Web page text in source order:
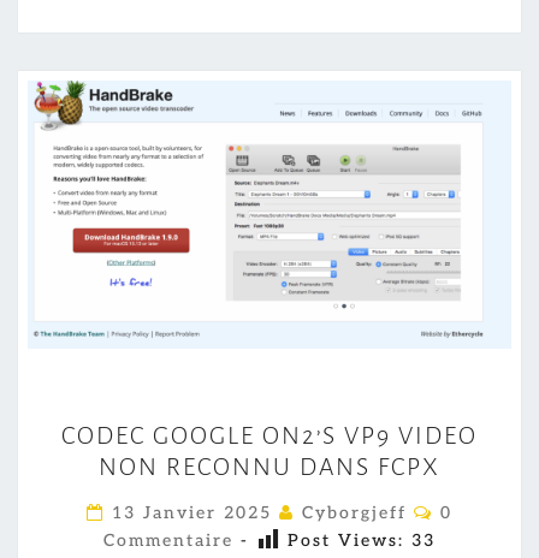
O
D
E
C
CODEC GOOGLE ON2’S VP9 VIDEO
NON RECONNU DANS FCPX
13 Janvier 2025 Cyborgjeff
C
0
Commentaire - Post Views: 33